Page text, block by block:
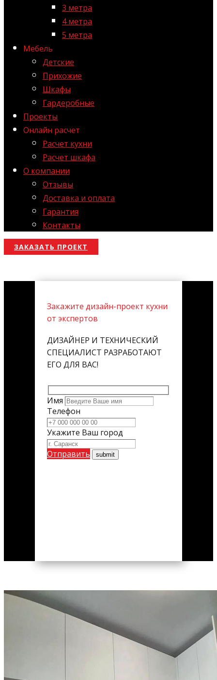
3 метра
4 метра
5 метра
Мебель
Детские
Прихожие
Шкафы
Гардеробные
Проекты
Онлайн расчет
Расчет кухни
Расчет шкафа
О компании
Отзывы
Доставка и оплата
Гарантия
Контакты
ЗАКАЗАТЬ ПРОЕКТ
Закажите дизайн-проект кухни
от экспертов
ДИЗАЙНЕР И ТЕХНИЧЕСКИЙ
СПЕЦИАЛИСТ РАЗРАБОТАЮТ
ЕГО ДЛЯ ВАС!
Имя
Телефон
Укажите Ваш город
Отправить